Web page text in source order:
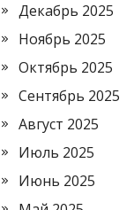
Декабрь 2025
Ноябрь 2025
Октябрь 2025
Сентябрь 2025
Август 2025
Июль 2025
Июнь 2025